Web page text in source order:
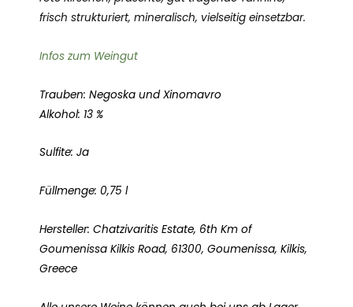
frisch strukturiert, mineralisch, vielseitig einsetzbar.
Infos zum Weingut
Trauben: Negoska und Xinomavro
Alkohol: 13 %
Sulfite: Ja
Füllmenge: 0,75 l
Hersteller: Chatzivaritis Estate, 6th Km of
Goumenissa Kilkis Road, 61300, Goumenissa, Kilkis,
Greece